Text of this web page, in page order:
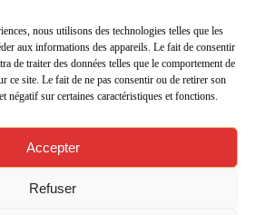
nous utilisons des technologies telles que les
aux informations des appareils. Le fait de consentir
de traiter des données telles que le comportement de
ce site. Le fait de ne pas consentir ou de retirer son
négatif sur certaines caractéristiques et fonctions.
Accepter
Refuser